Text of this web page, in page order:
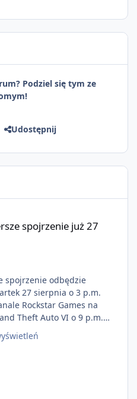
Podziel się tym ze
Udostępnij
spojrzenie już 27
spojrzenie odbędzie
27 sierpnia o 3 p.m.
Rockstar Games na
Theft Auto VI o 9 p.m.
GTAVI Grand Theft
na PlayStation 5